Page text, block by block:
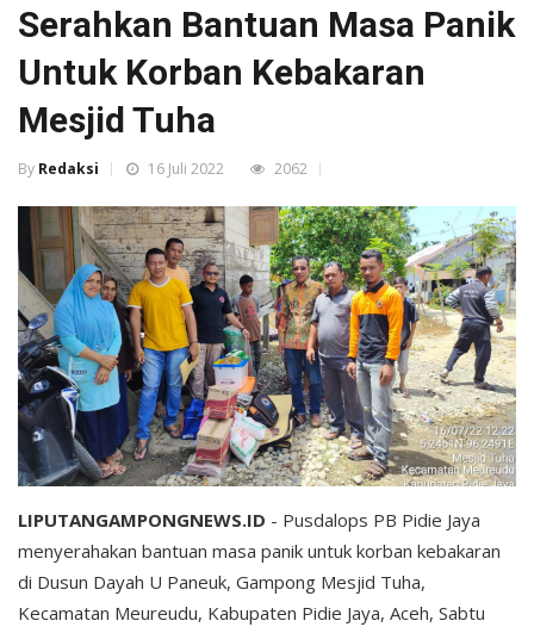
Serahkan Bantuan Masa Panik
Untuk Korban Kebakaran
Mesjid Tuha
By Redaksi 16 Juli 2022 2062
LIPUTANGAMPONGNEWS.ID - Pusdalops PB Pidie Jaya
menyerahakan bantuan masa panik untuk korban kebakaran
di Dusun Dayah U Paneuk, Gampong Mesjid Tuha,
Kecamatan Meureudu, Kabupaten Pidie Jaya, Aceh, Sabtu